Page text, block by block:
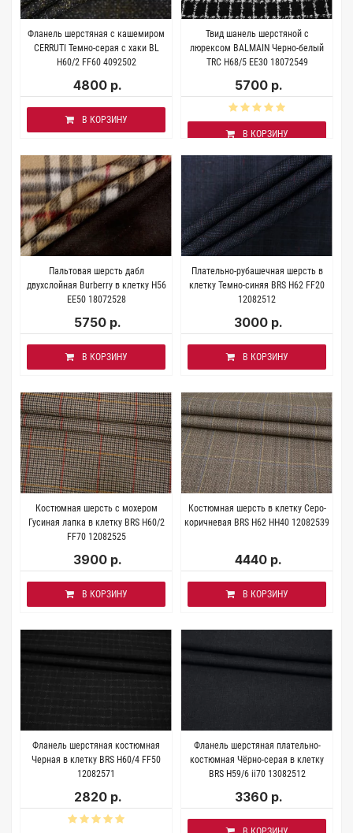
Фланель шерстяная с кашемиром
CERRUTI Темно-серая с хаки BL
H60/2 FF60 4092502
4800 р.
В КОРЗИНУ
Твид шанель шерстяной с
люрексом BALMAIN Черно-белый
TRC H68/5 ЕЕ30 18072549
5700 р.
В КОРЗИНУ
Пальтовая шерсть дабл
двухслойная Burberry в клетку H56
EE50 18072528
5750 р.
В КОРЗИНУ
Плательно-рубашечная шерсть в
клетку Темно-синяя BRS H62 FF20
12082512
3000 р.
В КОРЗИНУ
Костюмная шерсть с мохером
Гусиная лапка в клетку BRS H60/2
FF70 12082525
3900 р.
В КОРЗИНУ
Костюмная шерсть в клетку Серо-
коричневая BRS H62 HH40 12082539
4440 р.
В КОРЗИНУ
Фланель шерстяная костюмная
Черная в клетку BRS H60/4 FF50
12082571
2820 р.
Фланель шерстяная плательно-
костюмная Чёрно-серая в клетку
BRS H59/6 ii70 13082512
3360 р.